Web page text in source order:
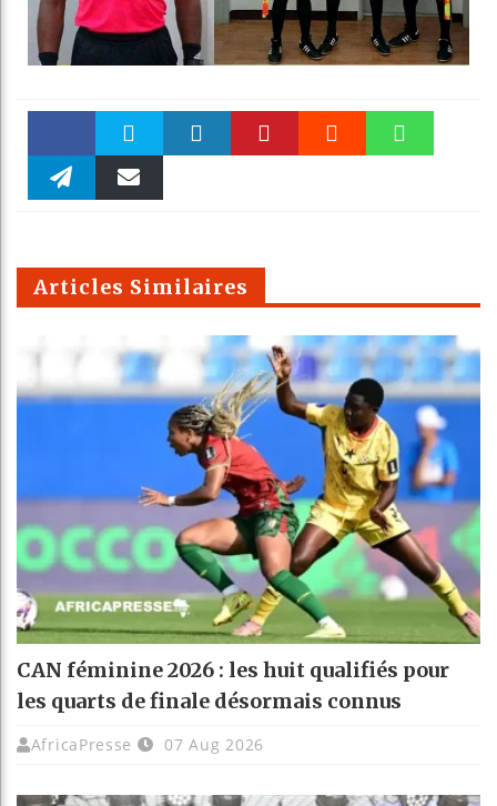
Faceboo Twitter
m
Articles Similaires
CAN féminine 2026 : les huit qualifiés pour
les quarts de finale désormais connus
AfricaPresse 07 Aug 2026